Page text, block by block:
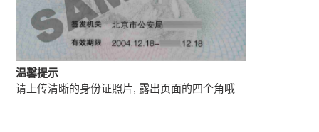
温馨提示
请上传清晰的身份证照片, 露出页面的四个角哦